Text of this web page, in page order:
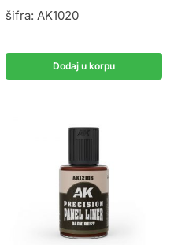
šifra: AK1020
Dodaj u korpu